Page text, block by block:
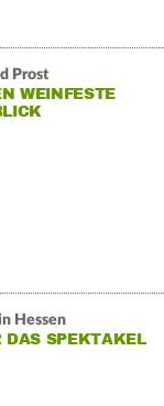
Prost
WEINFESTE
Hessen
DAS SPEKTAKEL